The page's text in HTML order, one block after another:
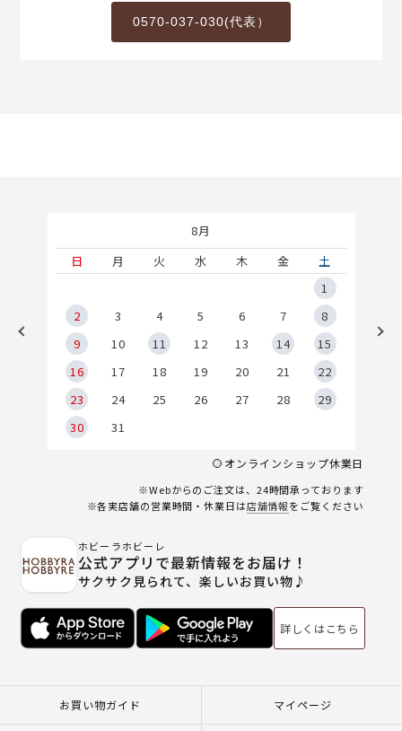
0570-037-030(代表）
8月
日
月 火 水 木 金
土
1
2
3 4 5 6 7
8
9
10 11 12 13 14
15
16
17 18 19 20 21
22
23
24 25 26 27 28
29
30
31
オンラインショップ休業日
※Webからのご注文は、24時間承っております
※各実店舗の営業時間・休業日は店舗情報をご覧ください
ホビーラホビーレ
公式アプリで最新情報をお届け！
サクサク見られて、楽しいお買い物♪
詳しくはこちら
お買い物ガイド マイページ